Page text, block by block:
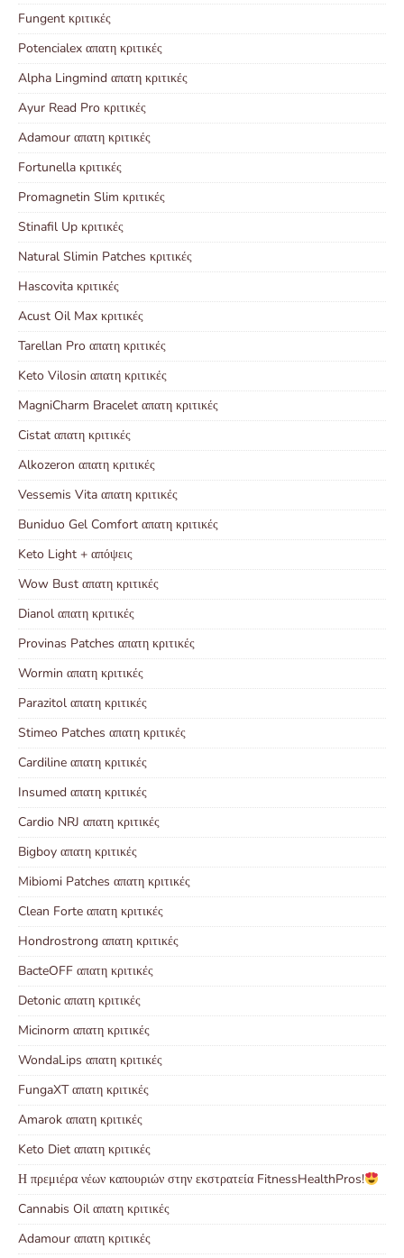
Fungent κριτικές
Potencialex απατη κριτικές
Alpha Lingmind απατη κριτικές
Ayur Read Pro κριτικές
Adamour απατη κριτικές
Fortunella κριτικές
Promagnetin Slim κριτικές
Stinafil Up κριτικές
Natural Slimin Patches κριτικές
Hascovita κριτικές
Acust Oil Max κριτικές
Tarellan Pro απατη κριτικές
Keto Vilosin απατη κριτικές
MagniCharm Bracelet απατη κριτικές
Cistat απατη κριτικές
Alkozeron απατη κριτικές
Vessemis Vita απατη κριτικές
Buniduo Gel Comfort απατη κριτικές
Keto Light + απόψεις
Wow Bust απατη κριτικές
Dianol απατη κριτικές
Provinas Patches απατη κριτικές
Wormin απατη κριτικές
Parazitol απατη κριτικές
Stimeo Patches απατη κριτικές
Cardiline απατη κριτικές
Insumed απατη κριτικές
Cardio NRJ απατη κριτικές
Bigboy απατη κριτικές
Mibiomi Patches απατη κριτικές
Clean Forte απατη κριτικές
Hondrostrong απατη κριτικές
BacteOFF απατη κριτικές
Detonic απατη κριτικές
Micinorm απατη κριτικές
WondaLips απατη κριτικές
FungaXT απατη κριτικές
Amarok απατη κριτικές
Keto Diet απατη κριτικές
Η πρεμιέρα νέων καπουριών στην εκστρατεία FitnessHealthPros!
Cannabis Oil απατη κριτικές
Adamour απατη κριτικές